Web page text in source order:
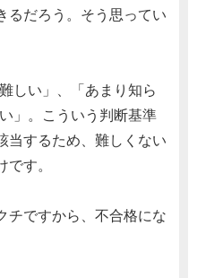
るだろう。そう思ってい
しい」、「あまり知ら
」。こういう判断基準
当するため、難しくない
す。
チですから、不合格にな